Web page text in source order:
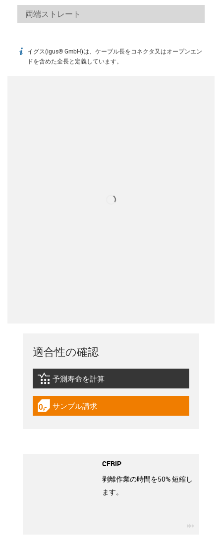
igus-icon-info
イグス(igus® GmbH)は、ケーブル長をコネクタ又はオープンエン
ドを含めた全長と定義しています。
適合性の確認
igus-icon-lebensdauerrechner
予測寿命を計算
igus-icon-gratismuster
サンプル請求
CFRIP
剥離作業の時間を50% 短縮し
ます。